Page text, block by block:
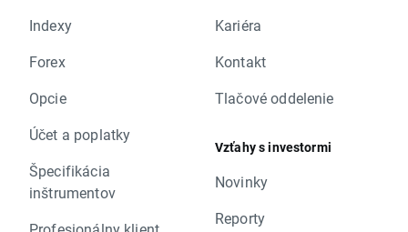
Indexy
Forex
Opcie
Účet a poplatky
Špecifikácia
inštrumentov
Kariéra
Kontakt
Tlačové oddelenie
Vzťahy s investormi
Novinky
Reporty